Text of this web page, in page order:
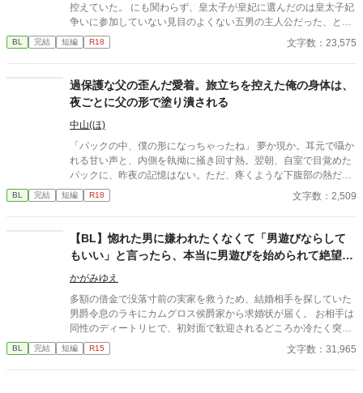
控えていた。 にも関わらず、皇太子が皇妃に選んだのは皇太子妃
争いに参加していない見目のよくない五男の主人公だった、とい
うお話。
BL 完結 短編 R18 文字数：23,575
過保護な父の歪んだ愛着。旅立ちを控えた俺の身体は、
夜ごとに父の形で塗り潰される
中山(ほ)
「パックの中、僕の形になっちゃったね」 夢か現か。耳元で囁か
れる甘い声と、内側を執拗に掻き回す熱。翌朝、自室で目覚めた
パックに、昨夜の記憶はない。ただ、疼くような下腹部の熱だけ
が残っていた。 相談しようと向かった相手こそが、自分を侵食し
ている張本人だとも知らずに、パックは父の部屋の扉を開く。 こ
BL 完結 短編 R18 文字数：2,509
【BL】惚れた男に嫌われたくなくて「男遊びならして
もいい」と言ったら、本当に男遊びを始められて絶望し
ている侯爵令息の話
かがみゆえ
多額の借金で没落寸前の実家を救うため、結婚相手を探していた
男爵令息のラキにカムグロス侯爵家から求婚状が届く。 お相手は
同性のディートリヒで、初対面で歓迎されるどころか冷たく突き
放されてしまう。 『必要最低限関わるな』 『愛人を作るな』
『男遊びならしてもいい』 ディートリヒから実家の借金を完済す
BL 完結 短編 R15 文字数：31,965